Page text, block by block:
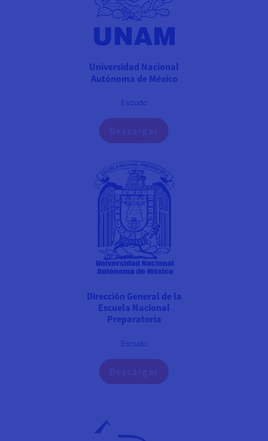
Universidad Nacional
Autónoma de México
Escudo
Descargar
Dirección General de la
Escuela Nacional
Preparatoria
Escudo
Descargar